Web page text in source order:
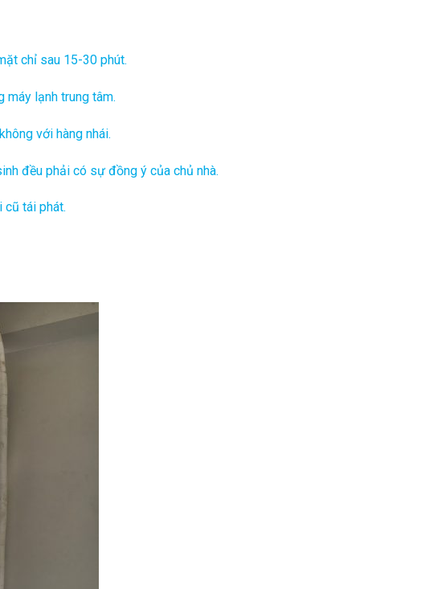
chỉ sau 15-30 phút.
máy lạnh trung tâm.
với hàng nhái.
đều phải có sự đồng ý của chủ nhà.
cũ tái phát.